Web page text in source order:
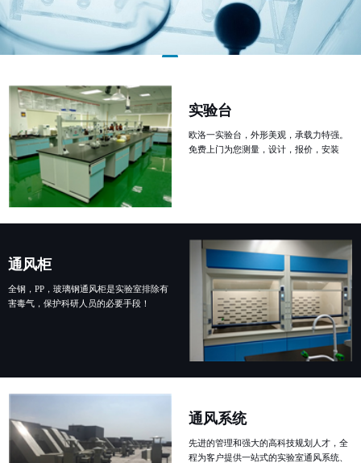
实验台
欧洛一实验台，外形美观，承载力特强。
免费上门为您测量，设计，报价，安装
通风柜
全钢，PP，玻璃钢通风柜是实验室排除有
害毒气，保护科研人员的必要手段！
通风系统
先进的管理和强大的高科技规划人才，全
程为客户提供一站式的实验室通风系统、